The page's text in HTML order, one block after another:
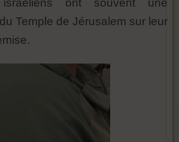
ont souvent une
Temple de Jérusalem sur leur